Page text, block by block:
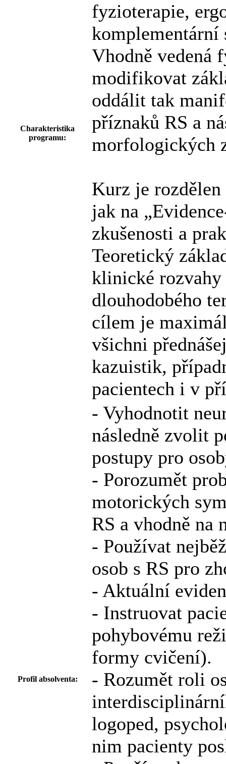
Charakteristika
programu:
fyzioterapie,
komplementární
Vhodně vedená
modifikovat
oddálit tak
příznaků RS a
morfologických
Kurz je rozdělen
jak na
zkušenosti a
Teoretický
klinické rozvahy
dlouhodobého
cílem je
všichni
kazuistik,
pacientech i v
Profil absolventa:
- Vyhodnotit
následně zvolit
postupy pro
- Porozumět
motorických
RS a vhodně na
- Používat
osob s RS pro
- Aktuální
- Instruovat
pohybovému
formy cvičení).
- Rozumět roli
logoped,
nim pacienty